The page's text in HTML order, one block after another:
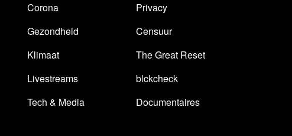
Corona
Gezondheid
Klimaat
Livestreams
Tech & Media
Privacy
Censuur
The Great Reset
blckcheck
Documentaires